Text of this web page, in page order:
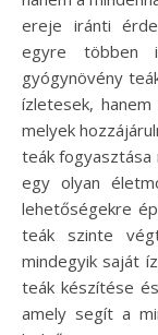
ereje iránti
egyre többen
gyógynövény
ízletesek,
melyek
teák fogyasztása
egy olyan
lehetőségekre
teák szinte
mindegyik saját
teák készítése
amely segít a